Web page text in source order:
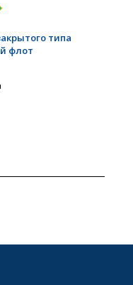
типа
флот